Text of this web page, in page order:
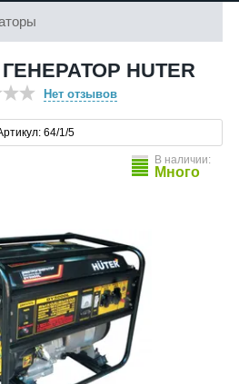
HUTER
Нет отзывов
64/1/5
В наличии:
Много